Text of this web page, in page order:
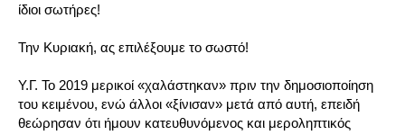
ίδιοι σωτήρες!
Την Κυριακή, ας επιλέξουμε το σωστό!
Υ.Γ. Το 2019 μερικοί «χαλάστηκαν» πριν την δημοσιοποίηση
του κειμένου, ενώ άλλοι «ξίνισαν» μετά από αυτή, επειδή
θεώρησαν ότι ήμουν κατευθυνόμενος και μεροληπτικός